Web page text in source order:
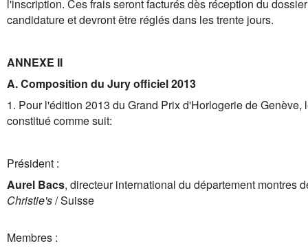
l'inscription. Ces frais seront facturés dès réception du
candidature et devront être réglés dans les trente jours.
ANNEXE II
A. Composition du Jury officiel 2013
1. Pour l'édition 2013 du Grand Prix d'Horlogerie de Genève,
constitué comme suit:
Président :
Aurel Bacs, directeur international du département montres
Christie's/ Suisse
Membres :